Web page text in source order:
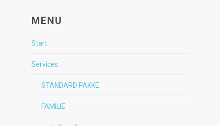
MENU
Start
Services
STANDARD PAKKE
FAMILIE